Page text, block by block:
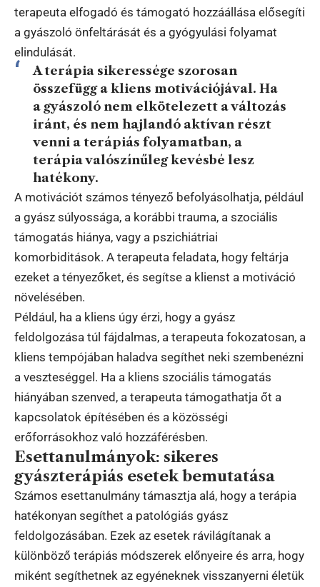
terapeuta elfogadó és támogató hozzáállása elősegíti
a gyászoló önfeltárását és a gyógyulási folyamat
elindulását.
A terápia sikeressége szorosan
összefügg a kliens motivációjával . Ha
a gyászoló nem elkötelezett a változás
iránt, és nem hajlandó aktívan részt
venni a terápiás folyamatban, a
terápia valószínűleg kevésbé lesz
hatékony.
A motivációt számos tényező befolyásolhatja, például
a gyász súlyossága, a korábbi trauma, a szociális
támogatás hiánya, vagy a pszichiátriai
komorbiditások. A terapeuta feladata, hogy feltárja
ezeket a tényezőket, és segítse a klienst a motiváció
növelésében.
Például, ha a kliens úgy érzi, hogy a gyász
feldolgozása túl fájdalmas, a terapeuta fokozatosan, a
kliens tempójában haladva segíthet neki szembenézni
a veszteséggel. Ha a kliens szociális támogatás
hiányában szenved, a terapeuta támogathatja őt a
kapcsolatok építésében és a közösségi
erőforrásokhoz való hozzáférésben.
Esettanulmányok: sikeres
gyászterápiás esetek bemutatása
Számos esettanulmány támasztja alá, hogy a terápia
hatékonyan segíthet a patológiás gyász
feldolgozásában. Ezek az esetek rávilágítanak a
különböző terápiás módszerek előnyeire és arra, hogy
miként segíthetnek az egyéneknek visszanyerni életük